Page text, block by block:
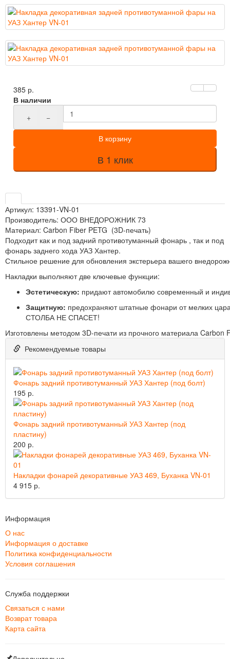
385 р.
В наличии
+
−
В корзину
В 1 клик
Артикул: 13391-VN-01
Производитель: ООО ВНЕДОРОЖНИК 73
Материал: Carbon Fiber PETG (3D-печать)
Подходит как и под задний противотуманный фонарь , так и под
фонарь заднего хода УАЗ Хантер.
Стильное решение для обновления экстерьера вашего
Накладки выполняют две ключевые функции:
Эстетическую: придают автомобилю современный и
Защитную: предохраняют штатные фонари от мелких
СТОЛБА НЕ СПАСЕТ!
Изготовлены методом 3D‑печати из прочного материала Carbon
Рекомендуемые товары
Фонарь задний противотуманный УАЗ Хантер (под болт)
195 р.
Фонарь задний противотуманный УАЗ Хантер (под
пластину)
200 р.
Накладки фонарей декоративные УАЗ 469, Буханка VN-01
4 915 р.
Информация
О нас
Информация о доставке
Политика конфиденциальности
Условия соглашения
Служба поддержки
Связаться с нами
Возврат товара
Карта сайта